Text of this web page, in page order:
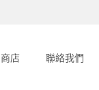
商店 聯絡我們